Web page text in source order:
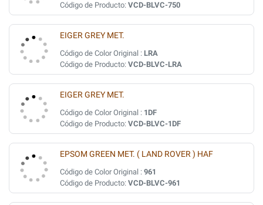
Código de Producto: VCD-BLVC-750
EIGER GREY MET.
Código de Color Original : LRA
Código de Producto: VCD-BLVC-LRA
EIGER GREY MET.
Código de Color Original : 1DF
Código de Producto: VCD-BLVC-1DF
EPSOM GREEN MET. ( LAND ROVER ) HAF
Código de Color Original : 961
Código de Producto: VCD-BLVC-961